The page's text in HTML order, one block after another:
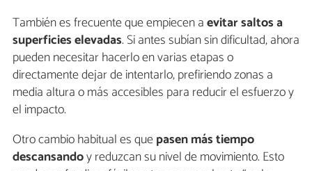
También es frecuente que empiecen aevitar saltos a
superficies elevadas. Si antes subían sin dificultad, ahora
pueden necesitar hacerlo en varias etapas o
directamente dejar de intentarlo, prefiriendo zonas a
media altura o más accesibles para reducir el esfuerzo y
el impacto.
Otro cambio habitual es quepasen más tiempo
descansandoy reduzcan su nivel de movimiento. Esto